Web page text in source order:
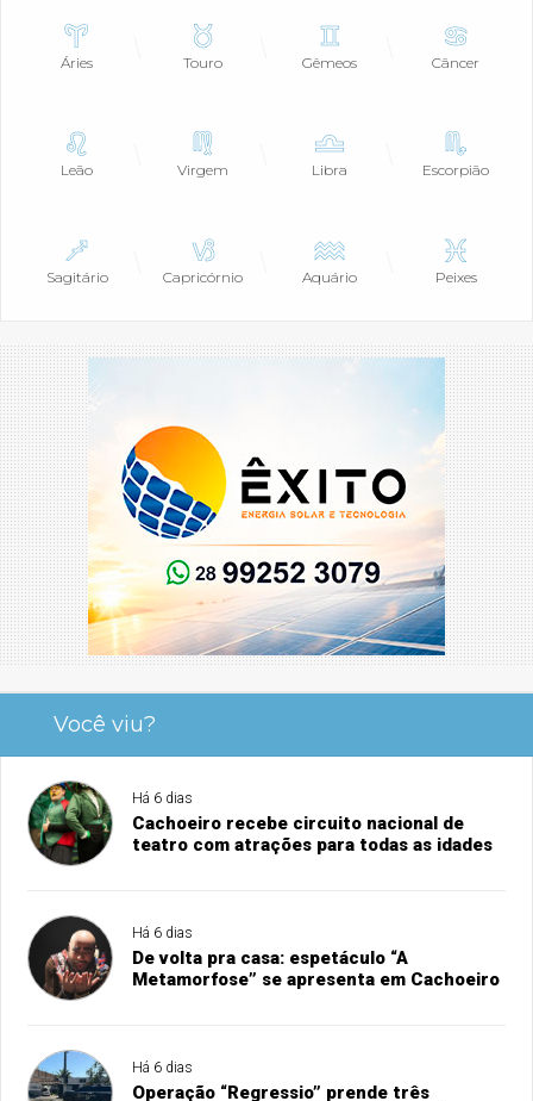
Áries Touro Gêmeos Câncer
Leão Virgem Libra Escorpião
Sagitário Capricórnio Aquário Peixes
Você viu?
Há 6 dias
Cachoeiro recebe circuito nacional de
teatro com atrações para todas as idades
Há 6 dias
De volta pra casa: espetáculo “A
Metamorfose” se apresenta em Cachoeiro
Há 6 dias
Operação “Regressio” prende três